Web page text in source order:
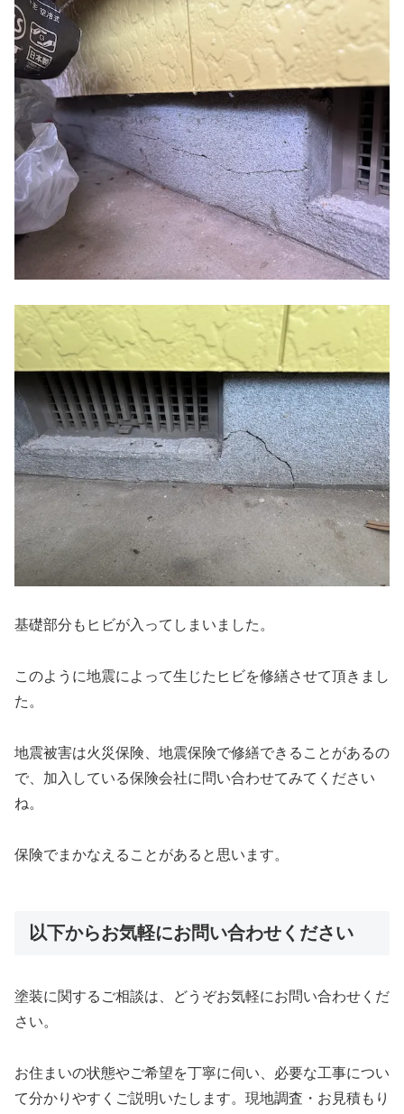
基礎部分もヒビが入ってしまいました。
このように地震によって生じたヒビを修繕させて頂きまし
た。
地震被害は火災保険、地震保険で修繕できることがあるの
で、加入している保険会社に問い合わせてみてください
ね。
保険でまかなえることがあると思います。
以下からお気軽にお問い合わせください
塗装に関するご相談は、どうぞお気軽にお問い合わせくだ
さい。
お住まいの状態やご希望を丁寧に伺い、必要な工事につい
て分かりやすくご説明いたします。現地調査・お見積もり